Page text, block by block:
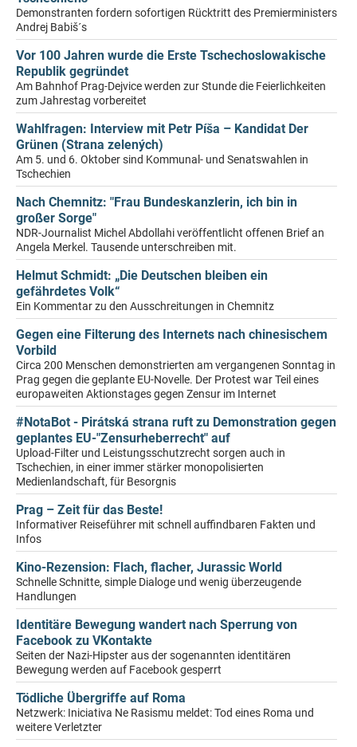
Demonstranten fordern sofortigen Rücktritt des Premierministers
Andrej Babiš´s
Vor 100 Jahren wurde die Erste Tschechoslowakische
Republik gegründet
Am Bahnhof Prag-Dejvice werden zur Stunde die Feierlichkeiten
zum Jahrestag vorbereitet
Wahlfragen: Interview mit Petr Píša – Kandidat Der
Grünen (Strana zelených)
Am 5. und 6. Oktober sind Kommunal- und Senatswahlen in
Tschechien
Nach Chemnitz: "Frau Bundeskanzlerin, ich bin in
großer Sorge"
NDR-Journalist Michel Abdollahi veröffentlicht offenen Brief an
Angela Merkel. Tausende unterschreiben mit.
Helmut Schmidt: „Die Deutschen bleiben ein
gefährdetes Volk“
Ein Kommentar zu den Ausschreitungen in Chemnitz
Gegen eine Filterung des Internets nach chinesischem
Vorbild
Circa 200 Menschen demonstrierten am vergangenen Sonntag in
Prag gegen die geplante EU-Novelle. Der Protest war Teil eines
europaweiten Aktionstages gegen Zensur im Internet
#NotaBot - Pirátská strana ruft zu Demonstration gegen
geplantes EU-"Zensurheberrecht" auf
Upload-Filter und Leistungsschutzrecht sorgen auch in
Tschechien, in einer immer stärker monopolisierten
Medienlandschaft, für Besorgnis
Prag – Zeit für das Beste!
Informativer Reiseführer mit schnell auffindbaren Fakten und
Infos
Kino-Rezension: Flach, flacher, Jurassic World
Schnelle Schnitte, simple Dialoge und wenig überzeugende
Handlungen
Identitäre Bewegung wandert nach Sperrung von
Facebook zu VKontakte
Seiten der Nazi-Hipster aus der sogenannten identitären
Bewegung werden auf Facebook gesperrt
Tödliche Übergriffe auf Roma
Netzwerk: Iniciativa Ne Rasismu meldet: Tod eines Roma und
weitere Verletzter